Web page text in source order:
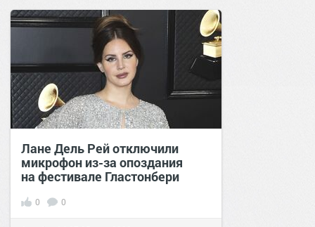
Лане Дель Рей отключили
микрофон из-за опоздания
на фестивале Гластонбери
0 0